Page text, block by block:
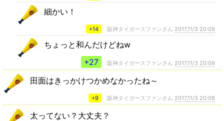
細かい！
+14 阪神タイガースファンさん 2017,11/3 20:09
ちょっと和んだけどねw
+27
阪神タイガースファンさん 2017,11/3 20:09
田面はきっかけつかめなかったね～
+9 阪神タイガースファンさん 2017,11/3 20:08
太ってない？大丈夫？